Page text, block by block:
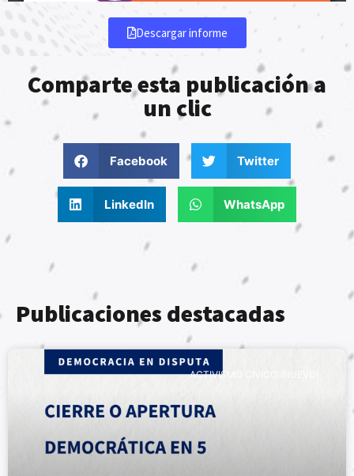
Descargar informe
Comparte esta publicación a
un clic
Facebook Twitter
LinkedIn WhatsApp
Publicaciones destacadas
ACTIVISMO CÍVICO (NUEVO)